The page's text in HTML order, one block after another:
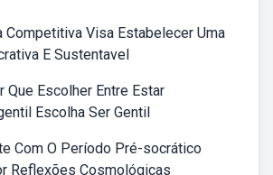
Competitiva Visa Estabelecer Uma
E Sustentavel
Que Escolher Entre Estar
Escolha Ser Gentil
Com O Período Pré-socrático
Reflexões Cosmológicas